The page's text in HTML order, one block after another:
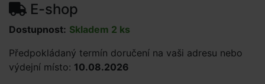
E-shop
Dostupnost: Skladem 2 ks
Předpokládaný termín doručení na vaši adresu nebo
výdejní místo: 10.08.2026